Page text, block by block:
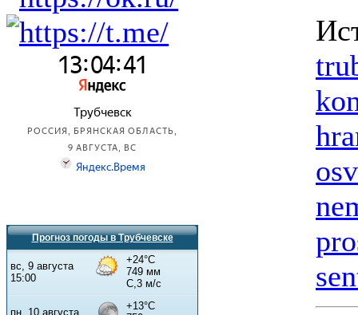
Прогноз погоды в Трубчевске